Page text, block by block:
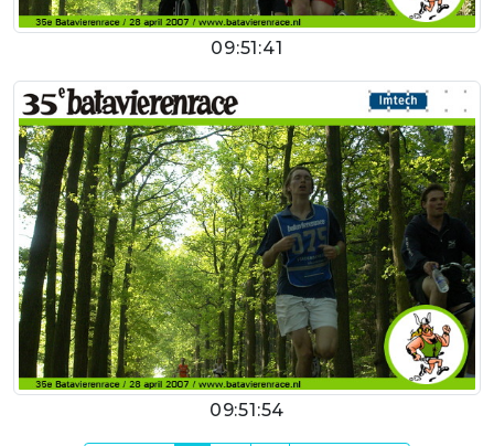
09:51:41
09:51:54